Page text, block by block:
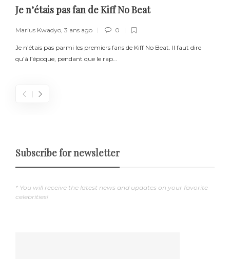
Je n’étais pas fan de Kiff No Beat
Marius Kwadyo, 3 ans ago 0
Je n’étais pas parmi les premiers fans de Kiff No Beat. Il faut dire
qu’à l’époque, pendant que le rap…
Subscribe for newsletter
* You will receive the latest news and updates on your favorite
celebrities!